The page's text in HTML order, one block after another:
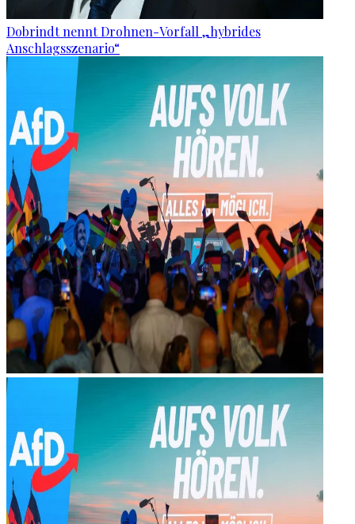
Dobrindt nennt Drohnen-Vorfall „hybrides
Anschlagsszenario“